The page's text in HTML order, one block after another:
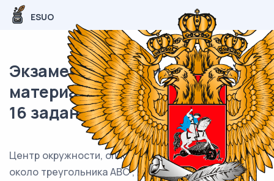
ESUO
Экзаменационный (типовой)
материал ОГЭ / Математика /
16 задания (24) / 80
Центр окружности, описанной
около треугольника ABC , лежит на